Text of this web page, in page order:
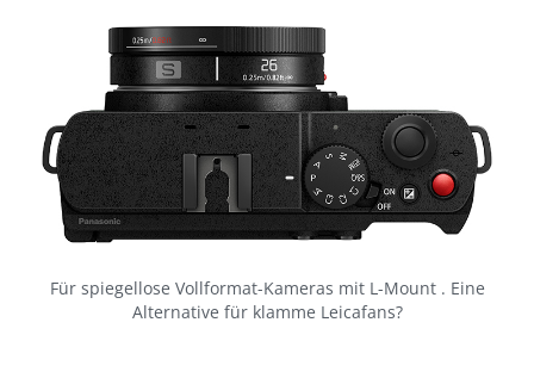
Für spiegellose Vollformat-Kameras mit L-Mount . Eine
Alternative für klamme Leicafans?